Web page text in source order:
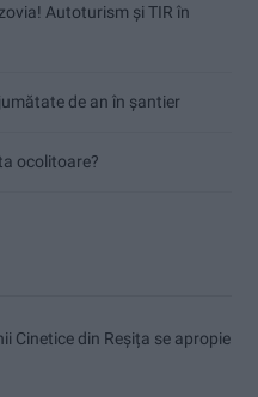
Autoturism și TIR în
de an în șantier
ocolitoare?
Cinetice din Reșița se apropie